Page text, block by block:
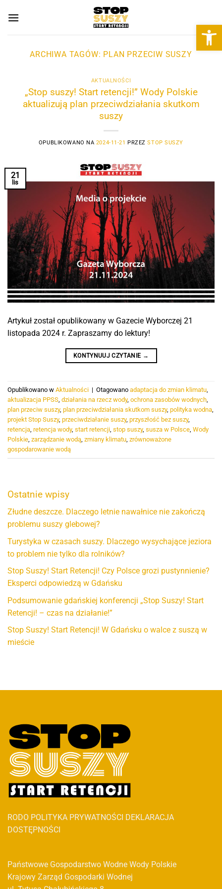
ARCHIWA TAGÓW: PLAN PRZECIW SUSZY
AKTUALNOŚCI
„Stop suszy! Start retencji!” Wody Polskie
aktualizują plan przeciwdziałania skutkom
suszy
OPUBLIKOWANO NA 2024-11-21 PRZEZSTOP SUSZY
21
lis
Artykuł został opublikowany w Gazecie Wyborczej 21
listopada 2024 r. Zapraszamy do lektury!
KONTYNUUJ CZYTANIE →
Opublikowano w Aktualności | Otagowano adaptacja do zmian klimatu
aktualizacja PPSS działania na rzecz wody, ochrona zasobów wodnych
plan przeciw suszy, plan przeciwdziałania skutkom suszy, polityka wodna
projekt Stop Suszy, przeciwdziałanie suszy, przyszłość bez suszy,
retencja retencja wody, start retencji stop suszy, susza w Polsce Wody
Polskie zarządzanie wodą zmiany klimatu zrównoważone
gospodarowanie wodą
Ostatnie wpisy
Złudne deszcze. Dlaczego letnie nawałnice nie zakończą
problemu suszy glebowej?
Turystyka w czasach suszy. Dlaczego wysychające jeziora
to problem nie tylko dla rolników?
Stop Suszy! Start Retencji! Czy Polsce grozi pustynnienie?
Eksperci odpowiedzą w Gdańsku
Podsumowanie gdańskiej konferencji „Stop Suszy! Start
Retencji! – czas na działanie!”
Stop Suszy! Start Retencji! W Gdańsku o walce z suszą w
mieście
RODO POLITYKA PRYWATNOŚCI DEKLARACJA
DOSTĘPNOŚCI
Państwowe Gospodarstwo Wodne Wody Polskie
Krajowy Zarząd Gospodarki Wodnej